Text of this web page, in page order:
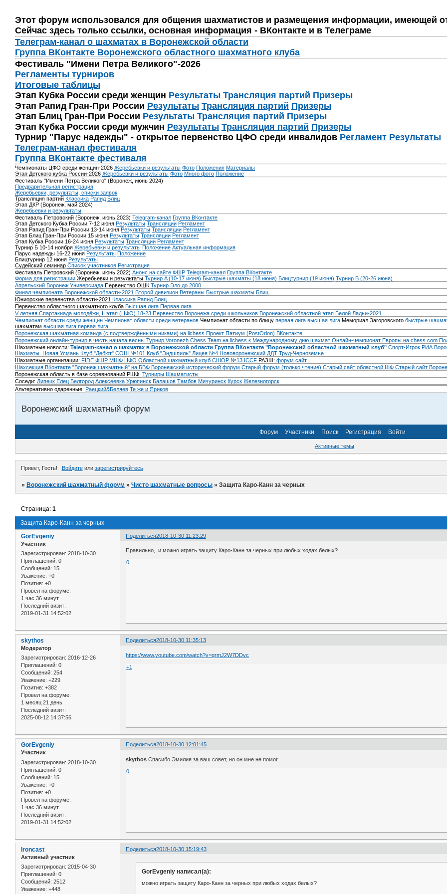
Этот форум использовался для общения шахматистов и размещения информации, имеющей
Сейчас здесь только ссылки, основная информация - ВКонтакте и в Телеграме
Телеграм-канал о шахматах в Воронежской области
Группа ВКонтакте Воронежского областного шахматного клуба
Фестиваль "Имени Петра Великого"-2026
Регламенты турниров
Итоговые таблицы
Этап Кубка России среди женщин Результаты Трансляция партий Призеры
Этап Рапид Гран-При России Результаты Трансляция партий Призеры
Этап Блиц Гран-При России Результаты Трансляция партий Призеры
Этап Кубка России среди мужчин Результаты Трансляция партий Призеры
Турнир "Парус надежды" - открытое первенство ЦФО среди инвалидов Регламент Результаты
Телеграм-канал фестиваля
Группа ВКонтакте фестиваля
Чемпионаты ЦФО среди женщин-2026 Жеребьевки и результаты Фото Положения Материалы
Этап Детского кубка России-2026 Жеребьевки и результаты Фото Много фото Положение
Фестиваль "Имени Петра Великого" (Воронеж, июнь 2024)
Предварительная регистрация
Жеребьевки, результаты, списки заявок
Трансляция партий Классика Рапид Блиц
Этап ДКР (Воронеж, май 2024)
Жеребьевки и результаты
Фестиваль Петровский (Воронеж, июнь 2023) Telegram-канал Группа ВКонтакте
Этап Детского Кубка России 7-12 июня Результаты Трансляции Регламент
Этап Рапид Гран-При России 13-14 июня Результаты Трансляции Регламент
Этап Блиц Гран-При России 15 июня Результаты Трансляции Регламент
Этап Кубка России 16-24 июня Результаты Трансляции Регламент
Турнир Б 10-14 ноября Жеребьевки и результаты Положение Актуальная информация
Парус надежды 16-22 июня Результаты Положение
Блицтурнир 12 июня Результаты
Судейский семинар Список участников Регистрация
Фестиваль Петровский (Воронеж, июнь 2022) Анонс на сайте ФШР Telegram-канал Группа ВКонтакте
Форма для регистрации Жеребьевки и результаты Турнир A (10-17 июня) Быстрые шахматы (18 июня) Блицтурнир (19 июня) Турнир B (20-26 июня)
Апрельский Воронеж Универсиада Первенство ОШК Турнир Эло до 2000
Финал чемпионата Воронежской области-2021 Второй дивизион Ветераны Быстрые шахматы Блиц
Юниорские первенства области-2021 Классика Рапид Блиц
Первенство областного шахматного клуба Высшая лига Первая лига
V летняя Спартакиада молодёжи, II этап (ЦФО) 18-23 Первенство Воронежа среди школьников Воронежский областной этап Белой Ладьи-2021
Чемпионат области среди женщин Чемпионат области среди ветеранов Чемпионат области по блицу первая лига высшая лига Мемориал Загоровского быстрые
шахматам высшая лига первая лига
Воронежская шахматная команда (с подтверждёнными никами) на lichess Проект Патиум (PostOrion) ВКонтакте
Воронежский онлайн-турнир в честь начала весны Турнир Voronezh Chess Team на lichess к Международному дню шахмат Онлайн-чемпионат Европы на chess.com
Шахматные новости: Telegram-канал о шахматах в Воронежской области Группа ВКонтакте "Воронежский областной шахматный клуб" Спорт-Игрок РИА
Шахматы. Новая Усмань Клуб "Дебют" СОШ №101 Клуб "Эндшпиль" Лицея №4 Нововоронежский ДДТ Труд-Черноземье
Шахматные организации: FIDE ФШР МШФ ЦФО Областной шахматный клуб СШОР №13 ICCF РАЗШ: форум сайт
Шахсекция ВКонтакте "Воронеж шахматный" на БВФ Воронежский исторический форум Cтарый форум (только чтение) Старый сайт областной ШФ Старый сайт
Воронежская область в базе соревнований РШФ: Турниры Шахматисты
Соседи: Липецк Елец Белгород Алексеевка Урюпинск Балашов Тамбов Мичуринск Курск Железногорск
Альтернативно одаренные: Раецкий&Беляев Те же и Яриков
Воронежский шахматный форум
Форум Участники Поиск Регистрация Войти
Активные темы
Привет, Гость! Войдитеили зарегистрируйтесь.
»Воронежский шахматный форум »Чисто шахматные вопросы »Защита Каро-Канн за черных
Защита Каро-Канн за черных
Страница:1
Поделиться2018-10-30 11:23:29
GorEvgeniy
Участник
Зарегистрирован: 2018-10-30
Приглашений: 0
Сообщений: 15
Уважение: +0
Позитив: +0
Провел на форуме:
1 час 36 минут
Последний визит:
2019-01-31 14:52:02
Правильно, и можно играть защиту Каро-Канн за черных при любых ходах белых?
0
Поделиться2018-10-30 11:35:13
skythos
Модератор
Зарегистрирован: 2016-12-26
Приглашений: 0
Сообщений: 254
Уважение: +229
Позитив: +382
Провел на форуме:
1 месяц 21 день
Последний визит:
2025-08-12 14:37:56
https://www.youtube.com/watch?v=qrmJ2W7DDvc
+1
Поделиться2018-10-30 12:01:45
GorEvgeniy
Участник
Зарегистрирован: 2018-10-30
Приглашений: 0
Сообщений: 15
Уважение: +0
Позитив: +0
Провел на форуме:
1 час 36 минут
Последний визит:
2019-01-31 14:52:02
skythos Спасибо Эмилия за ваш совет, но он мне не помог.
0
Поделиться2018-10-30 15:19:43
Ironcast
Активный участник
Зарегистрирован: 2015-04-30
Приглашений: 0
Сообщений: 2512
Уважение: +448
GorEvgeniy написал(а):
можно играть защиту Каро-Канн за черных при любых ходах белых?